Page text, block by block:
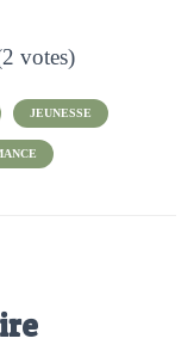
votes)
JEUNESSE